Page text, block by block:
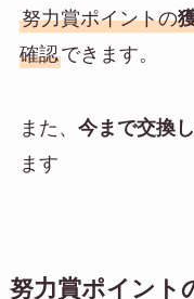
努力賞ポイントの
確認できます。
また、 今まで交換
ます
努力賞ポイント